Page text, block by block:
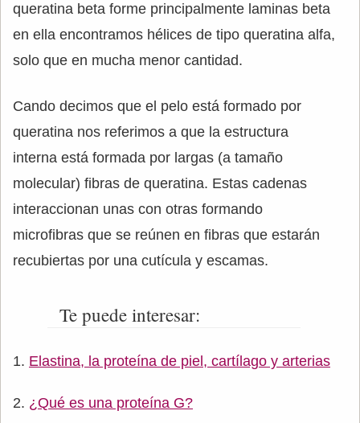
queratina beta forme principalmente laminas beta
en ella encontramos hélices de tipo queratina alfa,
solo que en mucha menor cantidad.
Cando decimos que el pelo está formado por
queratina nos referimos a que la estructura
interna está formada por largas (a tamaño
molecular) fibras de queratina. Estas cadenas
interaccionan unas con otras formando
microfibras que se reúnen en fibras que estarán
recubiertas por una cutícula y escamas.
Te puede interesar:
Elastina, la proteína de piel, cartílago y arterias
¿Qué es una proteína G?